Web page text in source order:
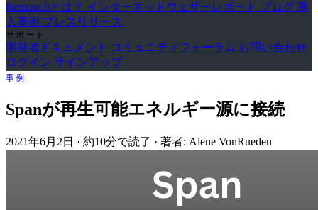
Remote.Itとは？ インターネットウェザーレポート ブログ 導
入事例 プレスリリース
サポート
開発者ドキュメント コミュニティフォーラム お問い合わせ
ログイン サインアップ
事例
Spanが再生可能エネルギー源に接続
2021年6月2日 · 約10分で読了 · 著者: Alene VonRueden